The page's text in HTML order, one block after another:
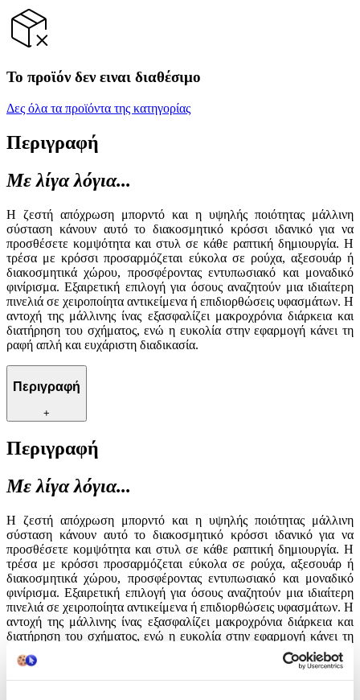
Το προϊόν δεν ειναι διαθέσιμο
Δες όλα τα προϊόντα της κατηγορίας
Περιγραφή
Με λίγα λόγια...
Η ζεστή απόχρωση μπορντό και η υψηλής ποιότητας μάλλινη
σύσταση κάνουν αυτό το διακοσμητικό κρόσσι ιδανικό για να
προσθέσετε κομψότητα και στυλ σε κάθε ραπτική δημιουργία. Η
τρέσα με κρόσσι προσαρμόζεται εύκολα σε ρούχα, αξεσουάρ ή
διακοσμητικά χώρου, προσφέροντας εντυπωσιακό και μοναδικό
φινίρισμα. Εξαιρετική επιλογή για όσους αναζητούν μια ιδιαίτερη
πινελιά σε χειροποίητα αντικείμενα ή επιδιορθώσεις υφασμάτων. Η
αντοχή της μάλλινης ίνας εξασφαλίζει μακροχρόνια διάρκεια και
διατήρηση του σχήματος, ενώ η ευκολία στην εφαρμογή κάνει τη
ραφή απλή και ευχάριστη διαδικασία.
Περιγραφή
+
Περιγραφή
Με λίγα λόγια...
Η ζεστή απόχρωση μπορντό και η υψηλής ποιότητας μάλλινη
σύσταση κάνουν αυτό το διακοσμητικό κρόσσι ιδανικό για να
προσθέσετε κομψότητα και στυλ σε κάθε ραπτική δημιουργία. Η
τρέσα με κρόσσι προσαρμόζεται εύκολα σε ρούχα, αξεσουάρ ή
διακοσμητικά χώρου, προσφέροντας εντυπωσιακό και μοναδικό
φινίρισμα. Εξαιρετική επιλογή για όσους αναζητούν μια ιδιαίτερη
πινελιά σε χειροποίητα αντικείμενα ή επιδιορθώσεις υφασμάτων. Η
αντοχή της μάλλινης ίνας εξασφαλίζει μακροχρόνια διάρκεια και
διατήρηση του σχήματος, ενώ η ευκολία στην εφαρμογή κάνει τη
Χαρακτηριστικά